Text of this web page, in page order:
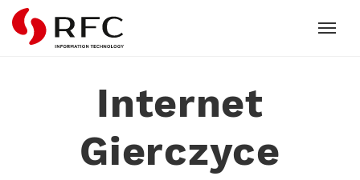
RFC
Internet
Gierczyce